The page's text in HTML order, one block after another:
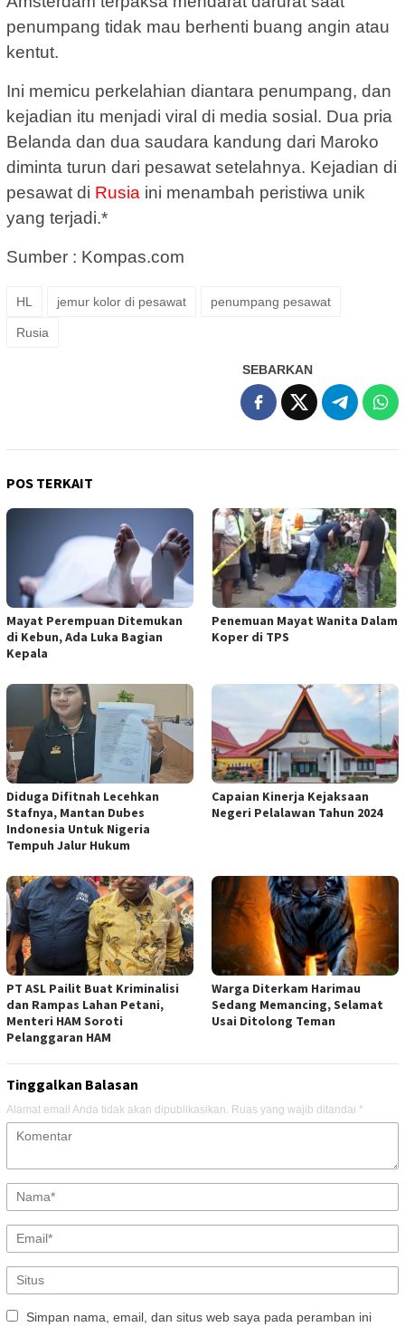
penumpang tidak mau berhenti buang angin atau
kentut.
Ini memicu perkelahian diantara penumpang, dan
kejadian itu menjadi viral di media sosial. Dua pria
Belanda dan dua saudara kandung dari Maroko
diminta turun dari pesawat setelahnya. Kejadian di
pesawat di Rusia ini menambah peristiwa unik
yang terjadi.*
Sumber : Kompas.com
HL jemur kolor di pesawat penumpang pesawat
Rusia
SEBARKAN
POS TERKAIT
Mayat Perempuan Ditemukan
di Kebun, Ada Luka Bagian
Kepala
Penemuan Mayat Wanita Dalam
Koper di TPS
Diduga Difitnah Lecehkan
Stafnya, Mantan Dubes
Indonesia Untuk Nigeria
Tempuh Jalur Hukum
Capaian Kinerja Kejaksaan
Negeri Pelalawan Tahun 2024
PT ASL Pailit Buat Kriminalisi
dan Rampas Lahan Petani,
Menteri HAM Soroti
Pelanggaran HAM
Warga Diterkam Harimau
Sedang Memancing, Selamat
Usai Ditolong Teman
Tinggalkan Balasan
Alamat email Anda tidak akan dipublikasikan. Ruas yang wajib ditandai *
Simpan nama, email, dan situs web saya pada peramban ini